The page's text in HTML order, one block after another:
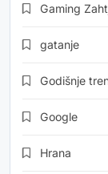
Gaming
gatanje
Godišnje
Google
Hrana